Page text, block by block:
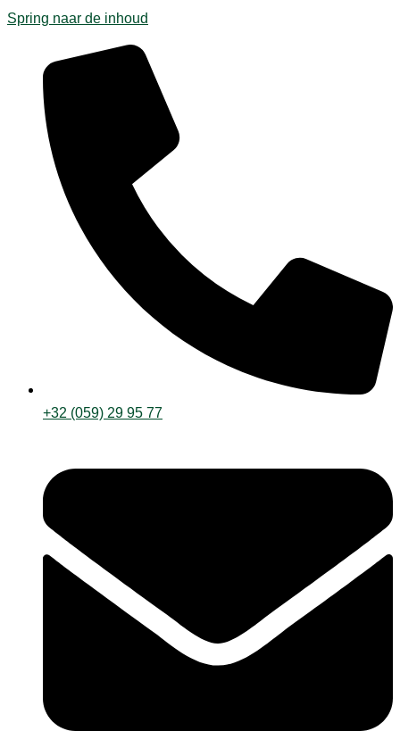
Spring naar de inhoud
+32 (059) 29 95 77